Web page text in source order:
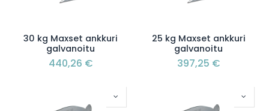
30 kg Maxset ankkuri
galvanoitu
440,26 €
25 kg Maxset ankkuri
galvanoitu
397,25 €